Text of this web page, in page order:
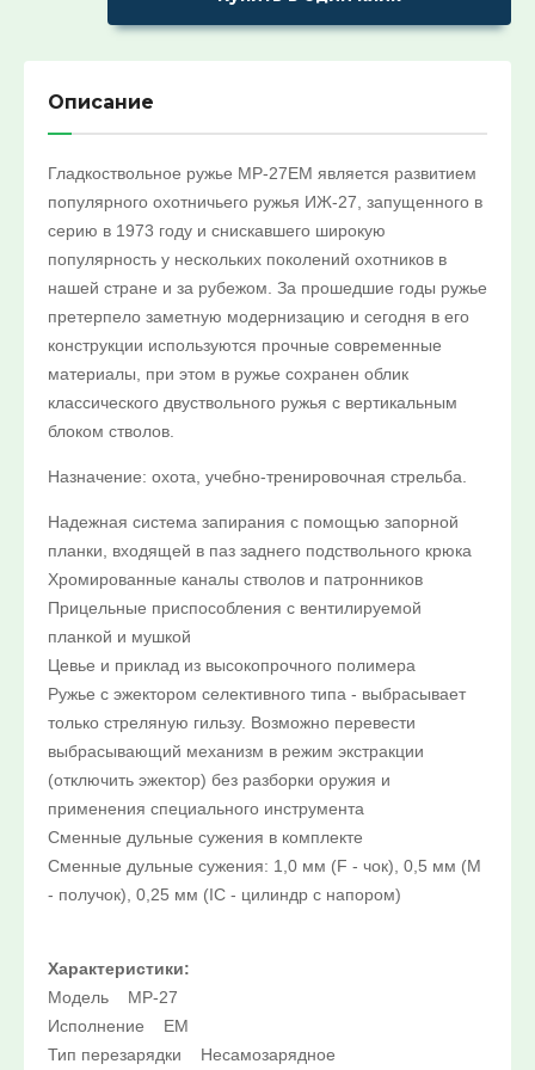
Ремни поясные и бляхи
ХИТ продаж!:
СПЕЦПРЕДЛОЖЕНИЕ:
Выберите...
30%:
Выберите...
50%:
Выберите...
10%:
Выберите...
Нет в наличии:
Новинка:
Выберите...
Спецпредложение:
Результатов на странице:
5
Описание
Гладкоствольное ружье МР-27ЕМ является развитием
популярного охотничьего ружья ИЖ-27, запущенного в
серию в 1973 году и снискавшего широкую
популярность у нескольких поколений охотников в
нашей стране и за рубежом. За прошедшие годы ружье
претерпело заметную модернизацию и сегодня в его
конструкции используются прочные современные
материалы, при этом в ружье сохранен облик
классического двуствольного ружья с вертикальным
блоком стволов.
Назначение: охота, учебно-тренировочная стрельба.
Надежная система запирания с помощью запорной
планки, входящей в паз заднего подствольного крюка
Хромированные каналы стволов и патронников
Прицельные приспособления с вентилируемой
планкой и мушкой
Цевье и приклад из высокопрочного полимера
Ружье с эжектором селективного типа - выбрасывает
только стреляную гильзу. Возможно перевести
выбрасывающий механизм в режим экстракции
(отключить эжектор) без разборки оружия и
применения специального инструмента
Сменные дульные сужения в комплекте
Сменные дульные сужения: 1,0 мм (F - чок), 0,5 мм (M
- получок), 0,25 мм (IC - цилиндр с напором)
Характеристики:
Модель МР-27
Исполнение ЕМ
Тип перезарядки Несамозарядное